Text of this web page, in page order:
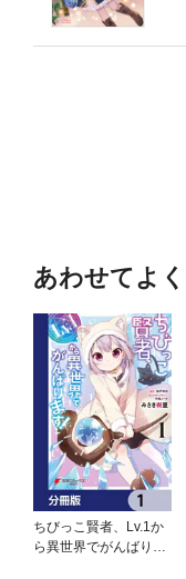
あわせてよ
ちびっこ賢者、Lv.1か
ら異世界でがんばりま